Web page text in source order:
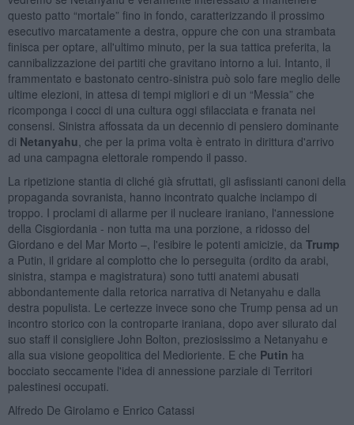
questo patto “mortale” fino in fondo, caratterizzando il prossimo
esecutivo marcatamente a destra, oppure che con una strambata
finisca per optare, all'ultimo minuto, per la sua tattica preferita, la
cannibalizzazione dei partiti che gravitano intorno a lui. Intanto, il
frammentato e bastonato centro-sinistra può solo fare meglio delle
ultime elezioni, in attesa di tempi migliori e di un “Messia” che
ricomponga i cocci di una cultura oggi sfilacciata e franata nei
consensi. Sinistra affossata da un decennio di pensiero dominante
di Netanyahu , che per la prima volta è entrato in dirittura d'arrivo
ad una campagna elettorale rompendo il passo.
La ripetizione stantia di cliché già sfruttati, gli asfissianti canoni della
propaganda sovranista, hanno incontrato qualche inciampo di
troppo. I proclami di allarme per il nucleare iraniano, l'annessione
della Cisgiordania - non tutta ma una porzione, a ridosso del
Giordano e del Mar Morto –, l'esibire le potenti amicizie, da Trump
a Putin, il gridare al complotto che lo perseguita (ordito da arabi,
sinistra, stampa e magistratura) sono tutti anatemi abusati
abbondantemente dalla retorica narrativa di Netanyahu e dalla
destra populista. Le certezze invece sono che Trump pensa ad un
incontro storico con la controparte iraniana, dopo aver silurato dal
suo staff il consigliere John Bolton, preziosissimo a Netanyahu e
alla sua visione geopolitica del Medioriente. E che Putin ha
bocciato seccamente l'idea di annessione parziale di Territori
palestinesi occupati.
Alfredo De Girolamo e Enrico Catassi